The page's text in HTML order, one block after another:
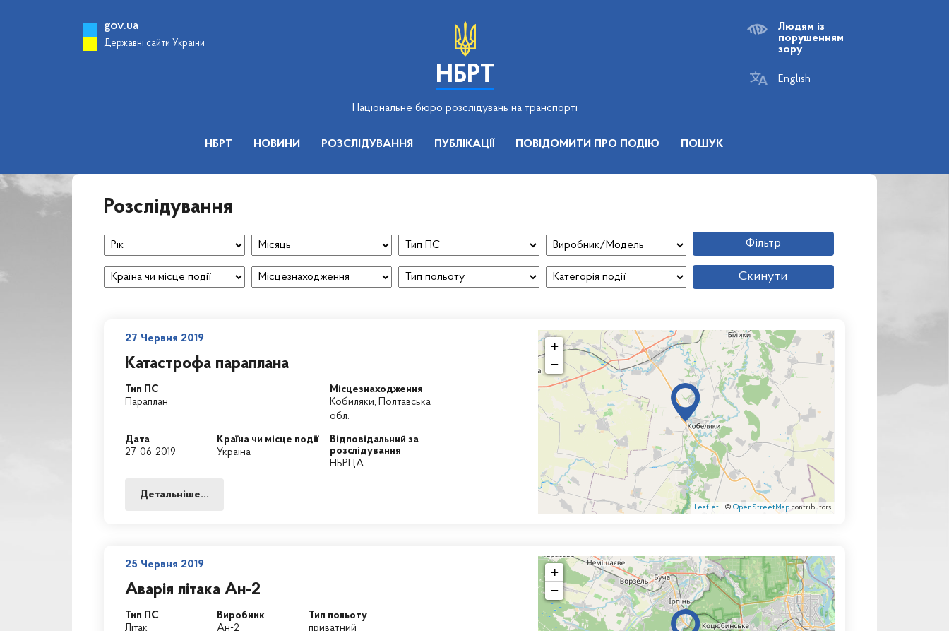
gov.ua
Державні сайти України
НБРТ
Національне бюро розслідувань на транспорті
Людям із
порушенням
зору
English
НБРТ НОВИНИ РОЗСЛІДУВАННЯ ПУБЛІКАЦІЇ ПОВІДОМИТИ ПРО ПОДІЮ ПОШУК
Розслідування
27 Червня 2019
Катастрофа параплана
Тип ПС
Параплан
Місцезнаходження
Кобиляки, Полтавська
обл.
Дата
27-06-2019
Країна чи місце події
Україна
Відповідальний за
розслідування
НБРЦА
Детальніше...
+
−
Leaflet | © OpenStreetMap contributors
25 Червня 2019
Аварія літака Ан-2
Тип ПС
Літак
Виробник
Ан-2
Тип польоту
приватний
+
−